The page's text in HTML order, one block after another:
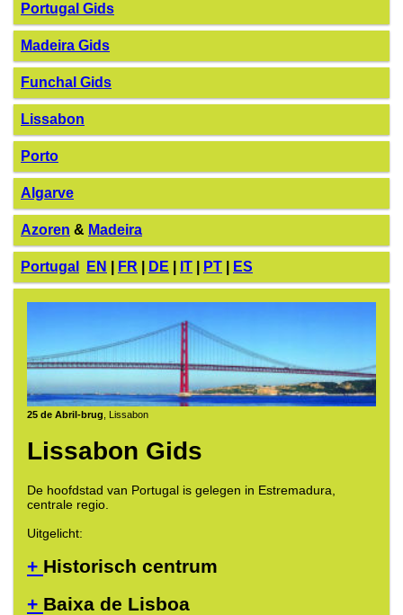
Portugal Gids
Madeira Gids
Funchal Gids
Lissabon
Porto
Algarve
Azoren & Madeira
Portugal EN FR DE IT PT ES
25 de Abril-brug , Lissabon
Lissabon Gids
De hoofdstad van Portugal is gelegen in Estremadura,
centrale regio.
Uitgelicht:
+ Historisch centrum
+ Baixa de Lisboa